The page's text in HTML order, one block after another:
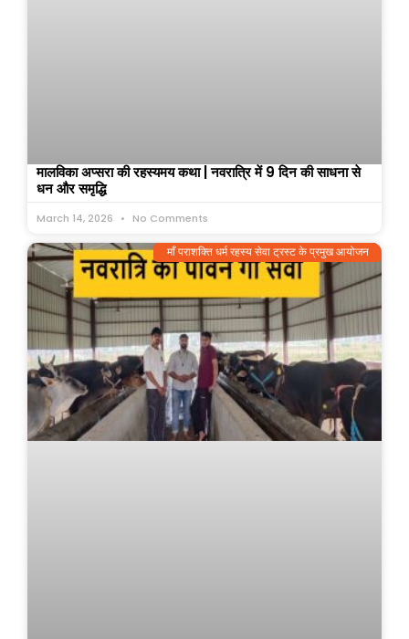
मालविका अप्सरा की रहस्यमय कथा | नवरात्रि में 9 दिन की साधना से
धन और समृद्धि
March 14, 2026 No Comments
माँ पराशक्ति धर्म रहस्य सेवा ट्रस्ट के प्रमुख आयोजन